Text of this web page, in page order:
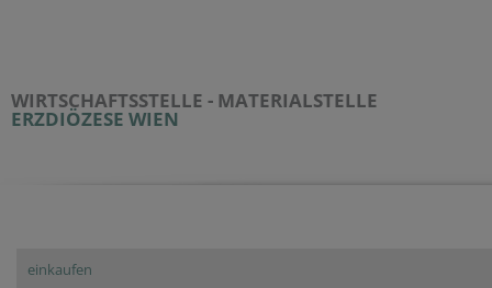
WIRTSCHAFTSSTELLE - MATERIALSTELLE
ERZDIÖZESE WIEN
einkaufen